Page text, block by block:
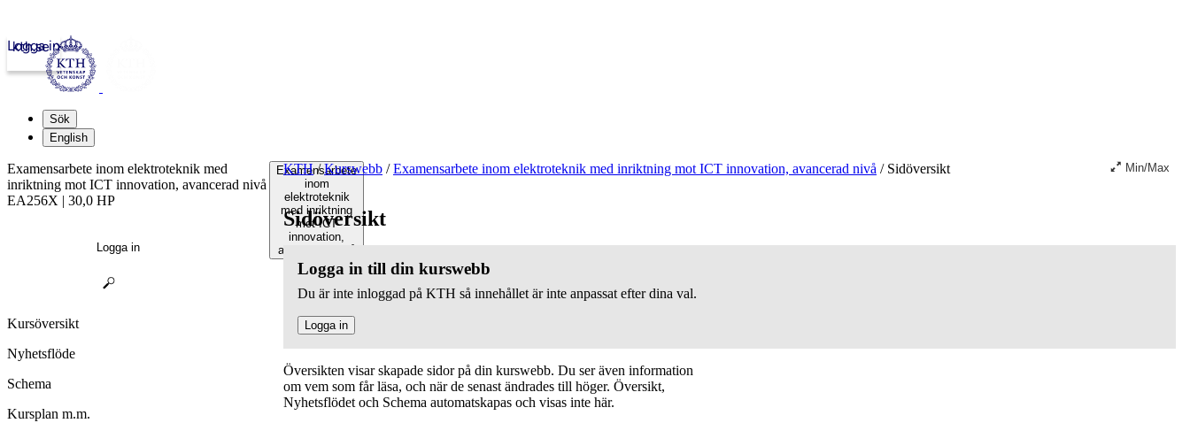
kth.se
Logga in
Sök
English
Examensarbete
inom
elektroteknik
med inriktning
mot ICT
innovation,
avancerad nivå
KTH / Kurswebb / Examensarbete inom elektroteknik med inriktning mot ICT innovation, avancerad nivå /Sidöversikt Min/Max
Sidöversikt
Logga in till din kurswebb
Du är inte inloggad på KTH så innehållet är inte anpassat efter dina val.
Logga in
Översikten visar skapade sidor på din kurswebb. Du ser även information
om vem som får läsa, och när de senast ändrades till höger. Översikt,
Nyhetsflödet och Schema automatskapas och visas inte här.
Examensarbete inom elektroteknik med
inriktning mot ICT innovation, avancerad nivå
EA256X | 30,0 HP
Logga in
Kursöversikt
Nyhetsflöde
Schema
Kursplan m.m.